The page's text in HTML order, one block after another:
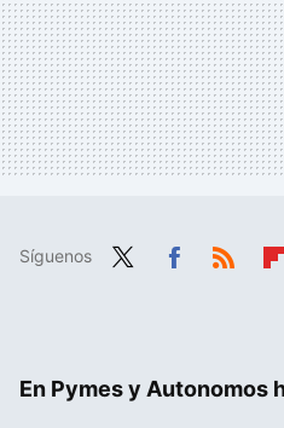
Síguenos
En Pymes y Autonomos